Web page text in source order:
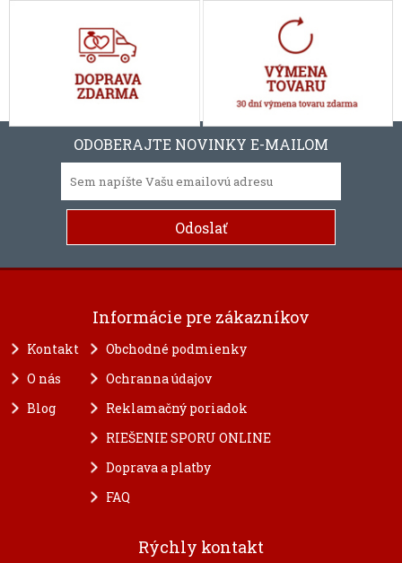
ODOBERAJTE NOVINKY E-MAILOM
Informácie pre zákazníkov
Kontakt
O nás
Blog
Obchodné podmienky
Ochranna údajov
Reklamačný poriadok
RIEŠENIE SPORU ONLINE
Doprava a platby
FAQ
Rýchly kontakt